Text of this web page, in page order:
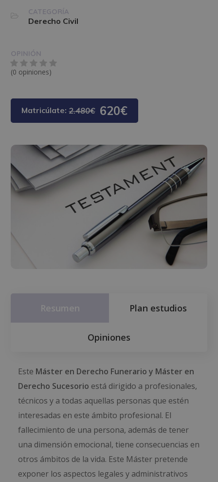
CATEGORÍA
Derecho Civil
OPINIÓN
(0 opiniones)
Matricúlate:2.480€ 620€
Resumen Plan estudios
Opiniones
Este Máster en Derecho Funerario y Máster en
Derecho Sucesorio está dirigido a profesionales,
técnicos y a todas aquellas personas que estén
interesadas en este ámbito profesional. El
fallecimiento de una persona, además de tener
una dimensión emocional, tiene consecuencias en
otros ámbitos de la vida. Este Máster pretende
exponer los aspectos legales y administrativos